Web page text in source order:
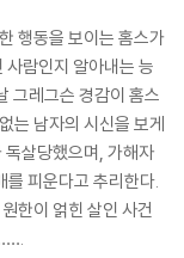
행동을 보이는 홈스가
사람인지 알아내는 능
그레그슨 경감이 홈스
는 남자의 시신을 보게
독살당했으며, 가해자
피운다고 추리한다.
한이 얽힌 살인 사건